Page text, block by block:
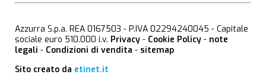
Azzurra S.p.a. REA 0167503 - P.IVA 02294240045 - Capitale
sociale euro 510.000 i.v. Privacy - Cookie Policy - note
legali - Condizioni di vendita - sitemap
Sito creato da etinet.it